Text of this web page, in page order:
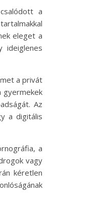
a
eleget a
ideiglenes
a privát
gyermekek
Az
a digitális
a
vagy
kéretlen